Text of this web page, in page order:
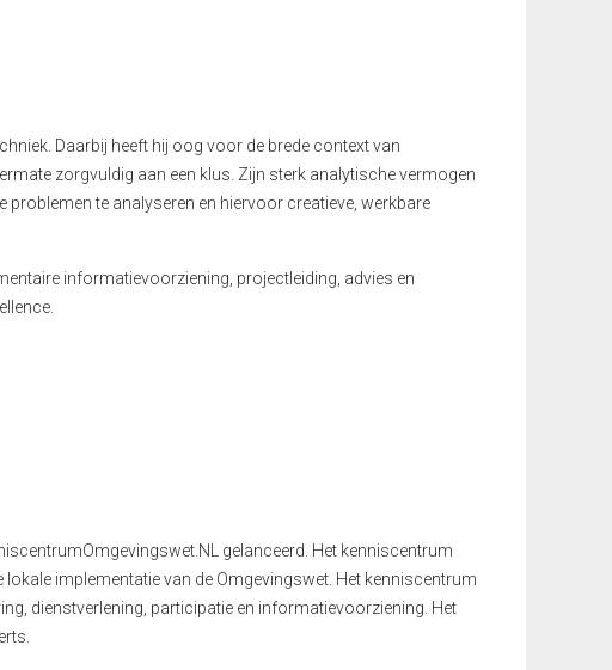
Daarbij heeft hij oog voor de brede context van
zorgvuldig aan een klus. Zijn sterk analytische vermogen
te analyseren en hiervoor creatieve, werkbare
informatievoorziening, projectleiding, advies en
gelanceerd. Het kenniscentrum
implementatie van de Omgevingswet. Het kenniscentrum
dienstverlening, participatie en informatievoorziening. Het